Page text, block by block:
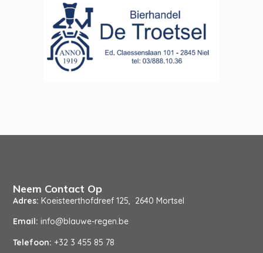
Neem Contact Op
Adres: Koeisteerthofdreef 125, 2640 Mortsel
Email:info@blauwe-regen.be
Telefoon:+32 3 455 85 78